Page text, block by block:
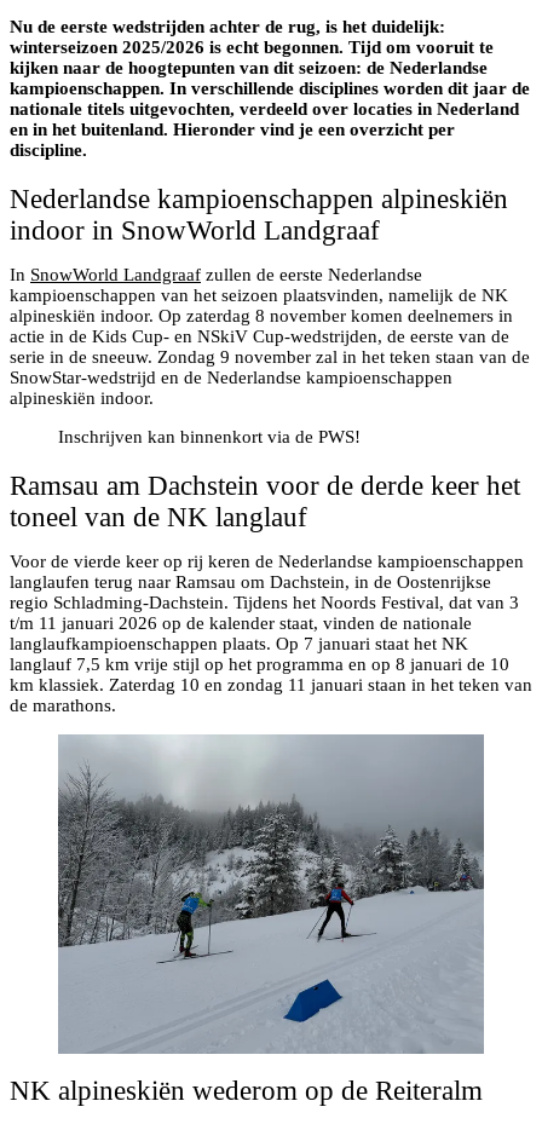
Nu de eerste wedstrijden achter de rug, is het duidelijk:
winterseizoen 2025/2026 is echt begonnen. Tijd om vooruit te
kijken naar de hoogtepunten van dit seizoen: de Nederlandse
kampioenschappen. In verschillende disciplines worden dit jaar de
nationale titels uitgevochten, verdeeld over locaties in Nederland
en in het buitenland. Hieronder vind je een overzicht per
discipline.
Nederlandse kampioenschappen alpineskiën
indoor in SnowWorld Landgraaf
In SnowWorld Landgraaf zullen de eerste Nederlandse
kampioenschappen van het seizoen plaatsvinden, namelijk de NK
alpineskiën indoor. Op zaterdag 8 november komen deelnemers in
actie in de Kids Cup- en NSkiV Cup-wedstrijden, de eerste van de
serie in de sneeuw. Zondag 9 november zal in het teken staan van de
SnowStar-wedstrijd en de Nederlandse kampioenschappen
alpineskiën indoor.
Inschrijven kan binnenkort via de PWS!
Ramsau am Dachstein voor de derde keer het
toneel van de NK langlauf
Voor de vierde keer op rij keren de Nederlandse kampioenschappen
langlaufen terug naar Ramsau om Dachstein, in de Oostenrijkse
regio Schladming-Dachstein. Tijdens het Noords Festival, dat van 3
t/m 11 januari 2026 op de kalender staat, vinden de nationale
langlaufkampioenschappen plaats. Op 7 januari staat het NK
langlauf 7,5 km vrije stijl op het programma en op 8 januari de 10
km klassiek. Zaterdag 10 en zondag 11 januari staan in het teken van
de marathons.
NK alpineskiën wederom op de Reiteralm